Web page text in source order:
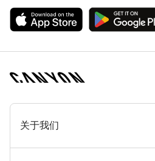
[footer.linksList.title]
关于我们